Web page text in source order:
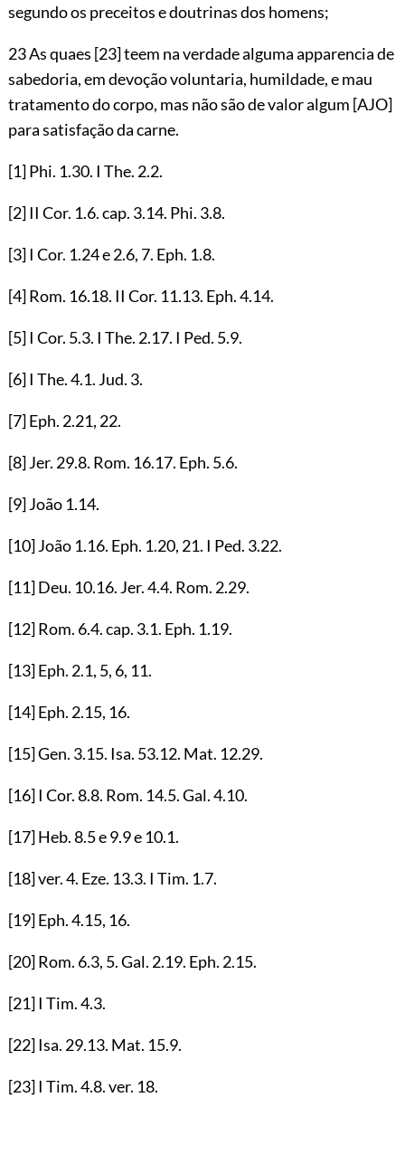
segundo os preceitos e doutrinas dos homens;
23 As quaes [23]teem na verdade alguma apparencia de
sabedoria, em devoção voluntaria, humildade, e mau
tratamento do corpo, mas não são de valor algum [AJO]
para satisfação da carne.
[1]Phi. 1.30. I The. 2.2.
[2]II Cor. 1.6. cap. 3.14. Phi. 3.8.
[3]I Cor. 1.24e2.6, 7. Eph. 1.8.
[4]Rom. 16.18. II Cor. 11.13. Eph.4.14.
[5]I Cor. 5.3. I The. 2.17. I Ped. 5.9.
[6]I The.4.1. Jud. 3.
[7]Eph. 2.21, 22.
[8]Jer. 29.8. Rom. 16.17. Eph. 5.6.
[9]João 1.14.
[10]João 1.16. Eph. 1.20, 21. I Ped. 3.22.
[11]Deu. 10.16. Jer.4.4. Rom. 2.29.
[12]Rom. 6.4. cap. 3.1. Eph. 1.19.
[13]Eph. 2.1, 5, 6, 11.
[14]Eph. 2.15, 16.
[15]Gen. 3.15. Isa. 53.12. Mat. 12.29.
[16]I Cor.8.8. Rom. 14.5. Gal.4.10.
[17]Heb.8.5e9.9e 10.1.
[18]ver.4. Eze. 13.3. I Tim. 1.7.
[19]Eph.4.15, 16.
[20]Rom. 6.3, 5. Gal. 2.19. Eph. 2.15.
[21]I Tim.4.3.
[22]Isa. 29.13. Mat. 15.9.
[23]I Tim.4.8. ver. 18.